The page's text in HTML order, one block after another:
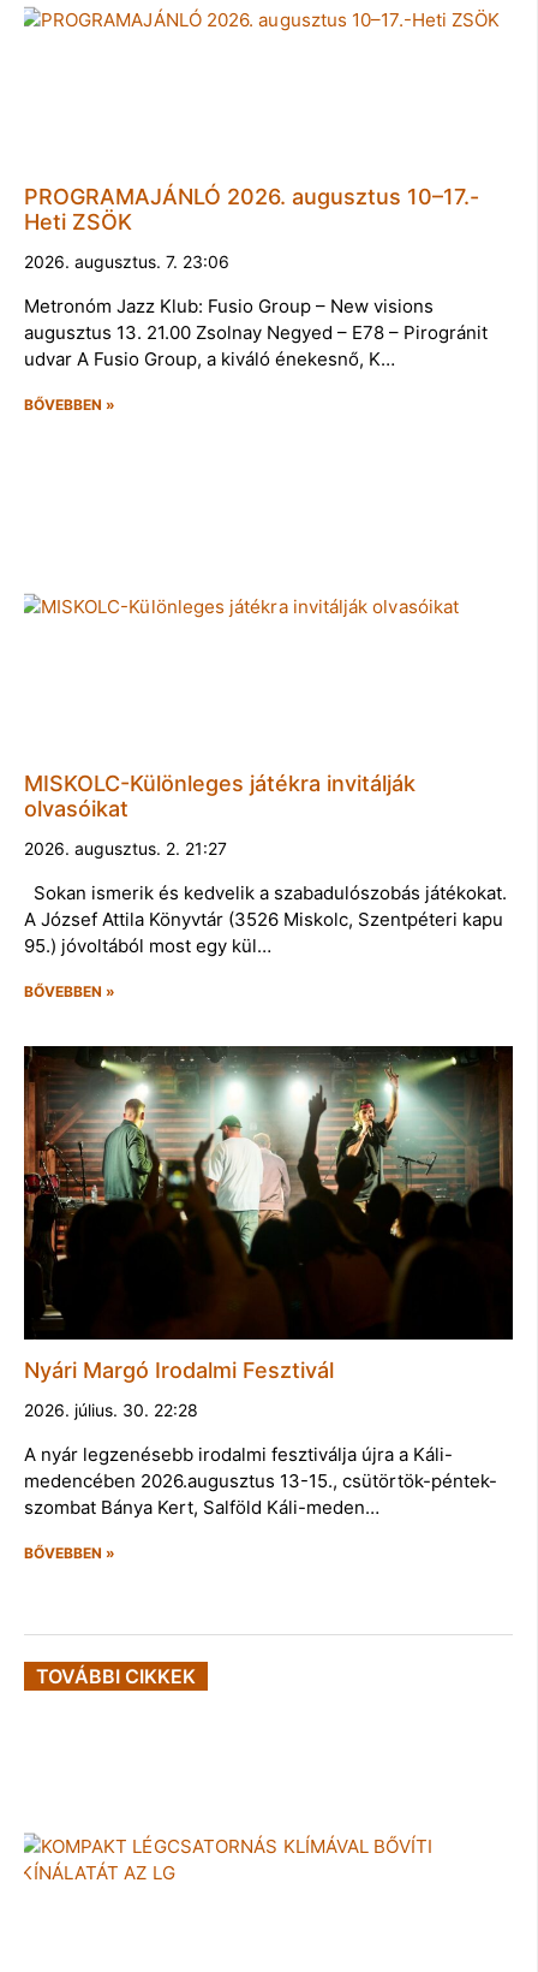
PROGRAMAJÁNLÓ 2026. augusztus 10–17.-
Heti ZSÖK
2026. augusztus. 7. 23:06
Metronóm Jazz Klub: Fusio Group – New visions
augusztus 13. 21.00 Zsolnay Negyed – E78 – Pirogránit
udvar A Fusio Group, a kiváló énekesnő, K…
BŐVEBBEN »
MISKOLC-Különleges játékra invitálják
olvasóikat
2026. augusztus. 2. 21:27
Sokan ismerik és kedvelik a szabadulószobás játékokat.
A József Attila Könyvtár (3526 Miskolc, Szentpéteri kapu
95.) jóvoltából most egy kül…
BŐVEBBEN »
Nyári Margó Irodalmi Fesztivál
2026. július. 30. 22:28
A nyár legzenésebb irodalmi fesztiválja újra a Káli-
medencében 2026.augusztus 13-15., csütörtök-péntek-
szombat Bánya Kert, Salföld Káli-meden…
BŐVEBBEN »
TOVÁBBI CIKKEK